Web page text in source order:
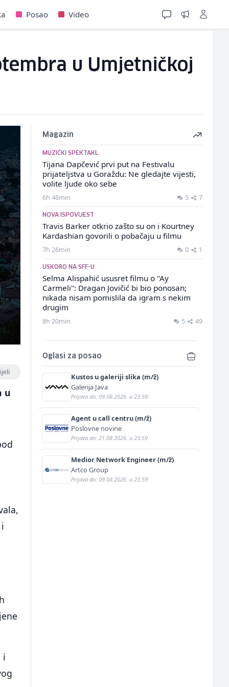
Posao Video
u Umjetničkoj
u
i
Magazin
MUZIČKI SPEKTAKL
Tijana Dapčević prvi put na Festivalu
prijateljstva u Goraždu: Ne gledajte vijesti,
volite ljude oko sebe
6h 46min 5 7
NOVA ISPOVIJEST
Travis Barker otkrio zašto su on i Kourtney
Kardashian govorili o pobačaju u filmu
7h 26min 0 1
USKORO NA SFF-U
Selma Alispahić ususret filmu o "Ay
Carmeli": Dragan Jovičić bi bio ponosan;
nikada nisam pomislila da igram s nekim
drugim
8h 20min 5 49
Oglasi za posao
Kustos u galeriji slika (m/ž)
Galerija Java
Prijava do: 09.08.2026. u 23:59
Agent u call centru (m/ž)
Poslovne novine
Prijava do: 21.08.2026. u 23:59
Medior Network Engineer (m/ž)
Artco Group
Prijava do: 09.08.2026. u 23:59